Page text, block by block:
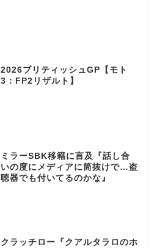
2026ブリティッシュGP【モト
3：FP2リザルト】
ミラーSBK移籍に言及『話し合
いの度にメディアに筒抜けで…盗
聴器でも付いてるのかな』
クラッチロー『クアルタラロのホ